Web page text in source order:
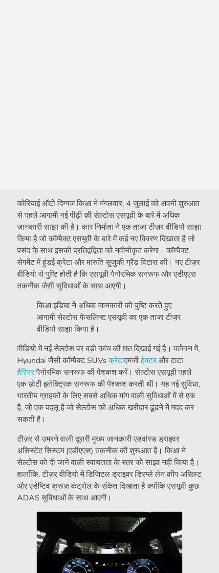
कोरियाई ऑटो दिग्गज किआ ने मंगलवार, 4 जुलाई को अपनी शुरुआत
से पहले आगामी नई पीढ़ी की सेल्टोस एसयूवी के बारे में अधिक
जानकारी साझा की है। कार निर्माता ने एक ताजा टीज़र वीडियो साझा
किया है जो कॉम्पैक्ट एसयूवी के बारे में कई नए विवरण दिखाता है जो
पसंद के साथ इसकी प्रतिद्वंद्विता को नवीनीकृत करेगा। कॉम्पैक्ट
सेगमेंट में हुंडई क्रेटा और मारुति सुजुकी ग्रैंड विटारा की। नए टीज़र
वीडियो से पुष्टि होती है कि एसयूवी पैनोरमिक सनरूफ और एडीएएस
तकनीक जैसी सुविधाओं के साथ आएगी।
किआ इंडिया ने अधिक जानकारी की पुष्टि करते हुए
आगामी सेल्टोस फेसलिफ्ट एसयूवी का एक ताजा टीज़र
वीडियो साझा किया है।
वीडियो में नई सेल्टोस पर बड़ी कांच की छत दिखाई गई है। वर्तमान में,
Hyundai जैसी कॉम्पैक्ट SUVsक्रेटाएमजीहेक्टरऔर टाटा
हैरियरपैनोरमिक सनरूफ की पेशकश करें। सेल्टोस एसयूवी पहले
एक छोटी इलेक्ट्रिक सनरूफ की पेशकश करती थी। यह नई सुविधा,
भारतीय ग्राहकों के लिए सबसे अधिक मांग वाली सुविधाओं में से एक
है, जो एक पहलू है जो सेल्टोस को अधिक खरीदार ढूंढने में मदद कर
सकती है।
टीज़र से उभरने वाली दूसरी मुख्य जानकारी एडवांस्ड ड्राइवर
असिस्टेंट सिस्टम (एडीएएस) तकनीक की शुरूआत है। किआ ने
सेल्टोस को दी जाने वाली स्वायत्तता के स्तर को साझा नहीं किया है।
हालाँकि, टीज़र वीडियो में डिजिटल ड्राइवर डिस्प्ले लेन कीप असिस्ट
और एडेप्टिव क्रूज़ कंट्रोल के संकेत दिखाता है क्योंकि एसयूवी कुछ
ADAS सुविधाओं के साथ आएगी।